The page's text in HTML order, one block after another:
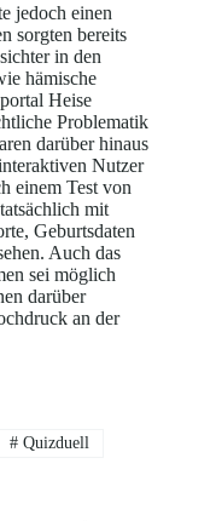
jedoch einen
sorgten bereits
in den
hämische
Heise
Problematik
darüber hinaus
Nutzer
einem Test von
mit
Geburtsdaten
Auch das
sei möglich
darüber
an der
# Quizduell